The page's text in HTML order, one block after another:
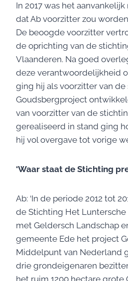
In 2017 was het
dat Ab voorzitter zou
De beoogde voorzitter
de oprichting van de
Vlaanderen. Na goed
deze verantwoordelijkheid
ging hij als voorzitter van
Goudsbergproject
van voorzitter van de
gerealiseerd in stand ging
hij vol overgave tot vorige
‘Waar staat de Stichting
Ab: ‘In de periode 2012 tot
de Stichting Het Luntersche
met Geldersch Landschap
gemeente Ede het project
Middelpunt van Nederland
drie grondeigenaren